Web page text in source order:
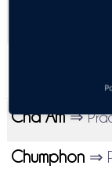
Bangkok Don
Cha Am⇒
Chumphon ⇒